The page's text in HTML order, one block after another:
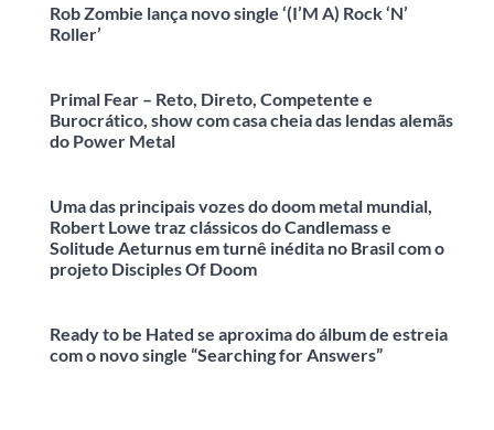
Rob Zombie lança novo single ‘(I’M A) Rock ‘N’
Roller’
Primal Fear – Reto, Direto, Competente e
Burocrático, show com casa cheia das lendas alemãs
do Power Metal
Uma das principais vozes do doom metal mundial,
Robert Lowe traz clássicos do Candlemass e
Solitude Aeturnus em turnê inédita no Brasil com o
projeto Disciples Of Doom
Ready to be Hated se aproxima do álbum de estreia
com o novo single “Searching for Answers”